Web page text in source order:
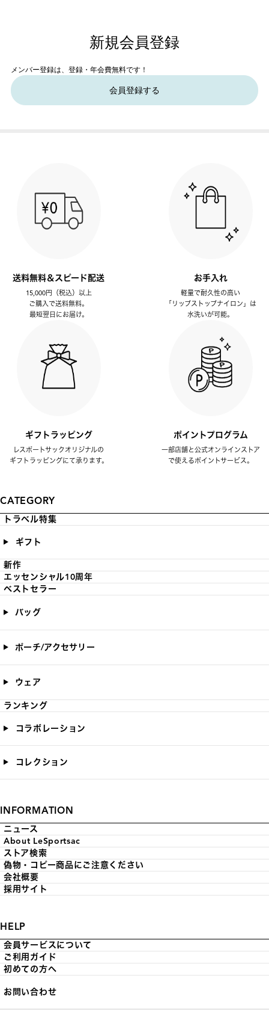
新規会員登録
メンバー登録は、登録・年会費無料です！
会員登録する
送料無料＆スピード配送
15,000円（税込）以上
ご購入で送料無料。
最短翌日にお届け。
お手入れ
軽量で耐久性の高い
「リップストップナイロン」は
水洗いが可能。
ギフトラッピング
レスポートサックオリジナルの
ギフトラッピングにて承ります。
ポイントプログラム
一部店舗と公式オンラインストア
で使えるポイントサービス。
CATEGORY
トラベル特集
ギフト
新作
エッセンシャル10周年
ベストセラー
バッグ
ポーチ/アクセサリー
ウェア
ランキング
コラボレーション
コレクション
INFORMATION
ニュース
About LeSportsac
ストア検索
偽物・コピー商品にご注意ください
会社概要
採用サイト
HELP
会員サービスについて
ご利用ガイド
初めての方へ
お問い合わせ